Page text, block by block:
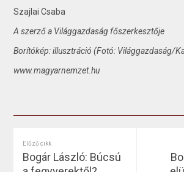
Szajlai Csaba
A szerző a Világgazdaság főszerkesztője
Borítókép: illusztráció (Fotó: Világgazdaság/
www.magyarnemzet.hu
Előző cikk
Bogár László: Búcsú